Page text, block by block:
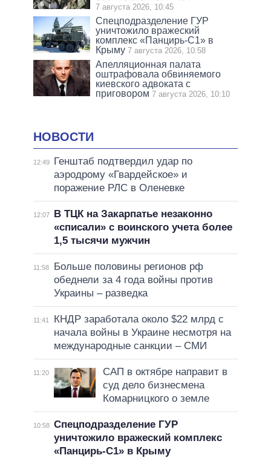
7 августа 2026, 10:45
Спецподразделение ГУР
уничтожило вражеский
комплекс «Панцирь-С1» в
Крыму 7 августа 2026, 10:58
Апелляционная палата
оштрафовала обвиняемого
киевского адвоката с
приговором 7 августа 2026, 10:10
НОВОСТИ
12:49
Генштаб подтвердил удар по
аэродрому «Гвардейское» и
поражение РЛС в Оленевке
12:07
В ТЦК на Закарпатье незаконно
«списали» с воинского учета более
1,5 тысячи мужчин
11:58
Больше половины регионов рф
обеднели за 4 года войны против
Украины – разведка
11:41
КНДР заработала около $22 млрд с
начала войны в Украине несмотря на
международные санкции – СМИ
11:20
САП в октябре направит в
суд дело бизнесмена
Комарницкого о земле
10:58 Спецподразделение ГУР
уничтожило вражеский комплекс
«Панцирь-С1» в Крыму